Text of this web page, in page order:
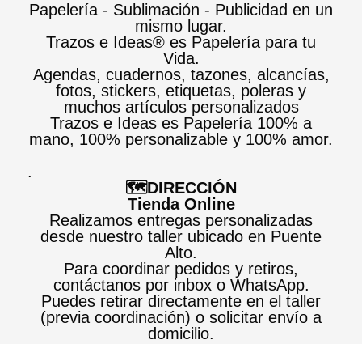
Papelería - Sublimación - Publicidad en un
mismo lugar.
Trazos e Ideas® es Papelería para tu
Vida.
Agendas, cuadernos, tazones, alcancías,
fotos, stickers, etiquetas, poleras y
muchos artículos personalizados
Trazos e Ideas es Papelería 100% a
mano, 100% personalizable y 100% amor.
.
🗺️DIRECCIÓN
Tienda Online
Realizamos entregas personalizadas
desde nuestro taller ubicado en Puente
Alto.
Para coordinar pedidos y retiros,
contáctanos por inbox o WhatsApp.
Puedes retirar directamente en el taller
(previa coordinación) o solicitar envío a
domicilio.